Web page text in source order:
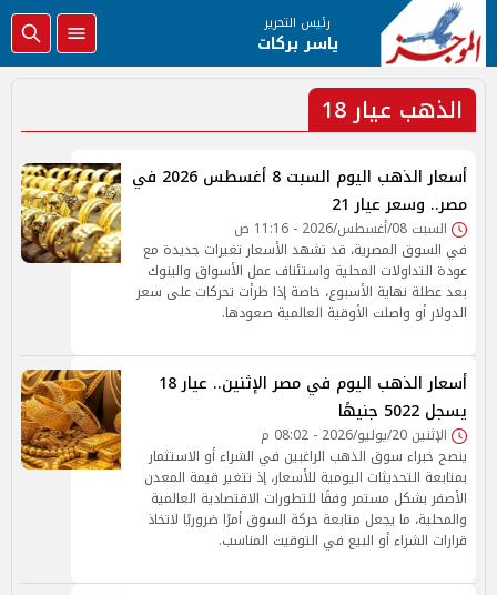
رئيس التحرير
ياسر بركات
الذهب عيار 18
أسعار الذهب اليوم السبت 8 أغسطس 2026 في
مصر.. وسعر عيار 21
السبت 08/أغسطس/2026 - 11:16 ص
في السوق المصرية، قد تشهد الأسعار تغيرات جديدة مع
عودة التداولات المحلية واستئناف عمل الأسواق والبنوك
بعد عطلة نهاية الأسبوع، خاصة إذا طرأت تحركات على سعر
الدولار أو واصلت الأوقية العالمية صعودها.
أسعار الذهب اليوم في مصر الإثنين.. عيار 18
يسجل 5022 جنيهًا
الإثنين 20/يوليو/2026 - 08:02 م
ينصح خبراء سوق الذهب الراغبين في الشراء أو الاستثمار
بمتابعة التحديثات اليومية للأسعار، إذ تتغير قيمة المعدن
الأصفر بشكل مستمر وفقًا للتطورات الاقتصادية العالمية
والمحلية، ما يجعل متابعة حركة السوق أمرًا ضروريًا لاتخاذ
قرارات الشراء أو البيع في التوقيت المناسب.